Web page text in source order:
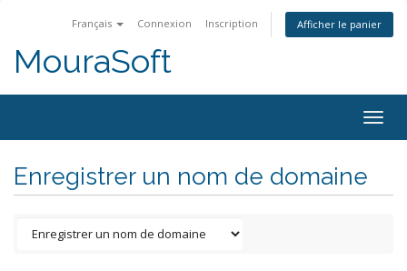
Français Connexion Inscription Afficher le panier
MouraSoft
Enregistrer un nom de domaine